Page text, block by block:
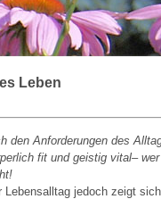
Leben
den Anforderungen des
fit und geistig vital–
Lebensalltag jedoch zeigt